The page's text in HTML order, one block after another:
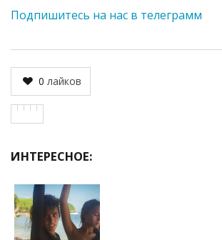
Подпишитесь на нас в телеграмм
0 лайков
ИНТЕРЕСНОЕ: